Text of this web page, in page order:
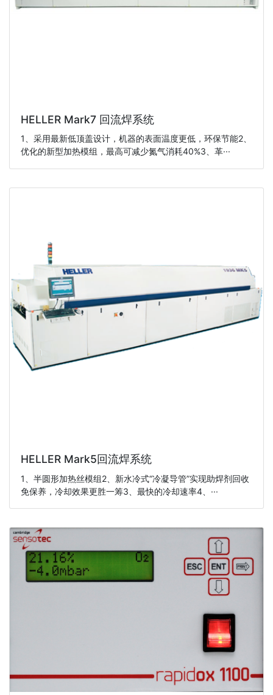
HELLER Mark7 回流焊系统
1、采用最新低顶盖设计，机器的表面温度更低，环保节能2、
优化的新型加热模组，最高可减少氮气消耗40%3、革···
HELLER Mark5回流焊系统
1、半圆形加热丝模组2、新水冷式“冷凝导管”实现助焊剂回收
免保养，冷却效果更胜一筹3、最快的冷却速率4、···